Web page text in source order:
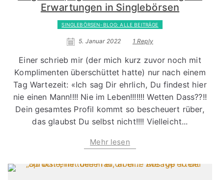
Erwartungen in Singlebörsen
SINGLEBÖRSEN-BLOG: ALLE BEITRÄGE
5. Januar 2022 1 Reply
Einer schrieb mir (der mich kurz zuvor noch mit
Komplimenten überschüttet hatte) nur nach einem
Tag Wartezeit: «Ich sag Dir ehrlich, Du findest hier
nie einen Mann!!!! Nie im Leben!!!!!!! Wetten Dass??!!
Dein gesamtes Profil kommt so bescheuert rüber,
das glaubst Du selbst nicht!!!! Vielleicht...
Mehr lesen